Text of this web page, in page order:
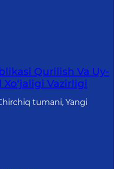
Qurilish Va Uy-
Vazirligi
tumani, Yangi